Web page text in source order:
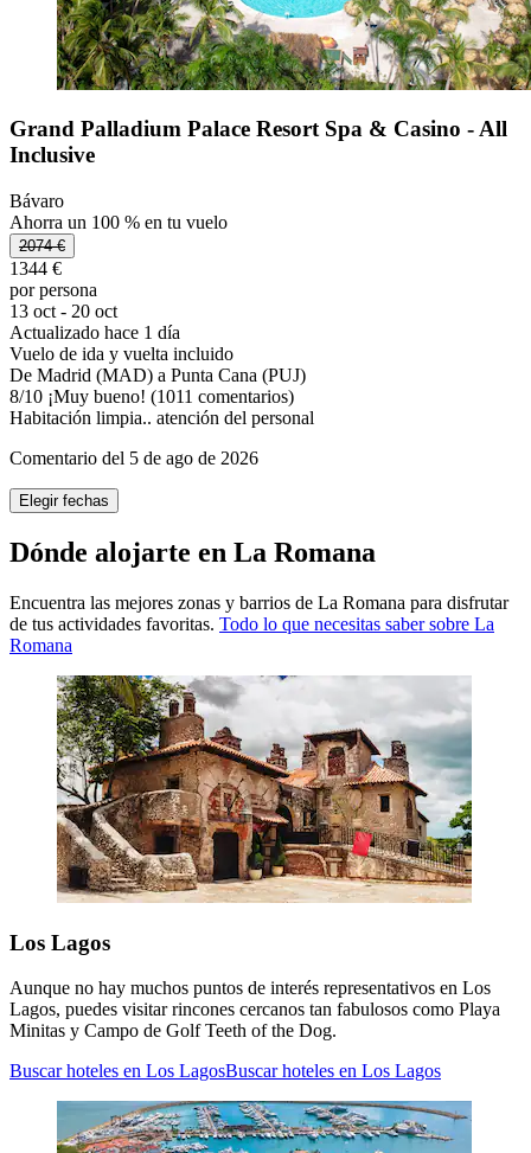
Grand Palladium Palace Resort Spa & Casino - All
Inclusive
Bávaro
Ahorra un 100 % en tu vuelo
2074 €
1344 €
por persona
13 oct - 20 oct
Actualizado hace 1 día
Vuelo de ida y vuelta incluido
De Madrid (MAD) a Punta Cana (PUJ)
8/10 ¡Muy bueno! (1011 comentarios)
Habitación limpia.. atención del personal
Comentario del 5 de ago de 2026
Elegir fechas
Dónde alojarte en La Romana
Encuentra las mejores zonas y barrios de La Romana para disfrutar
de tus actividades favoritas. Todo lo que necesitas saber sobre La
Romana
Los Lagos
Aunque no hay muchos puntos de interés representativos en Los
Lagos, puedes visitar rincones cercanos tan fabulosos como Playa
Minitas y Campo de Golf Teeth of the Dog.
Buscar hoteles en Los LagosBuscar hoteles en Los Lagos